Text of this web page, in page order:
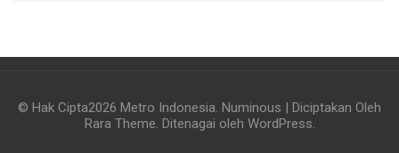
© Hak Cipta2026 Metro Indonesia. Numinous | Diciptakan Oleh
Rara Theme. Ditenagai oleh WordPress.